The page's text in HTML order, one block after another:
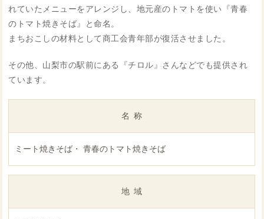
れていたメニューをアレンジし、地元産のトマトを使い『青春
のトマト焼きそば』と命名。
まちおこしの材料として商工会青年部が復活させました。
その他、山梨市の駅前にある『チロル』さんなどでも提供され
ています。
名称
ミート焼きそば・ 青春のトマト焼きそば
地域